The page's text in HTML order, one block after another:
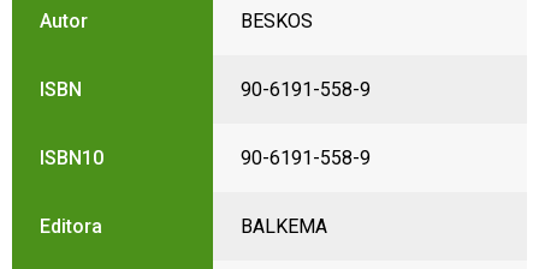
Autor BESKOS
ISBN 90-6191-558-9
ISBN10 90-6191-558-9
Editora BALKEMA